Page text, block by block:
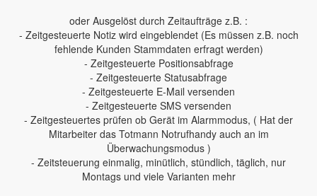
oder Ausgelöst durch Zeitaufträge z.B. :
- Zeitgesteuerte Notiz wird eingeblendet (Es müssen z.B. noch
fehlende Kunden Stammdaten erfragt werden)
- Zeitgesteuerte Positionsabfrage
- Zeitgesteuerte Statusabfrage
- Zeitgesteuerte E-Mail versenden
- Zeitgesteuerte SMS versenden
- Zeitgesteuertes prüfen ob Gerät im Alarmmodus, ( Hat der
Mitarbeiter das Totmann Notrufhandy auch an im
Überwachungsmodus )
- Zeitsteuerung einmalig, minütlich, stündlich, täglich, nur
Montags und viele Varianten mehr